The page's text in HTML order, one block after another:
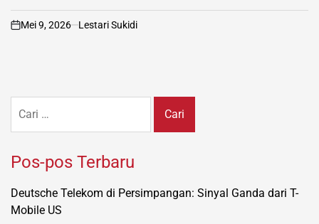
on
Mei 9, 2026 Lestari Sukidi
untuk:
Pos-pos Terbaru
Deutsche Telekom di Persimpangan: Sinyal Ganda dari T-
Mobile US